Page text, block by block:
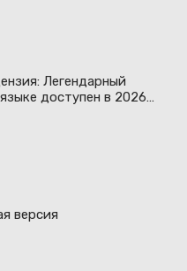
Легендарный
доступен в 2026
версия